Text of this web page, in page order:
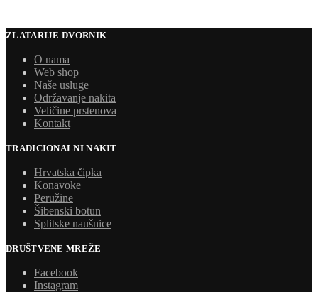
ZLATARIJE DVORNIK
O nama
Web shop
Naše usluge
Održavanje nakita
Veličine prstenova
Kontakt
TRADICIONALNI NAKIT
Hrvatska čipka
Konavoke
Peružine
Šibenski botun
Splitske naušnice
DRUŠTVENE MREŽE
Facebook
Instagram